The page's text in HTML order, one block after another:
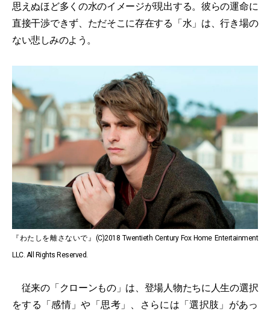
思えぬほど多くの水のイメージが現出する。彼らの運命に
直接干渉できず、ただそこに存在する「水」は、行き場の
ない悲しみのよう。
『わたしを離さないで』(C)2018 Twentieth Century Fox Home Entertainment
LLC. All Rights Reserved.
従来の「クローンもの」は、登場人物たちに人生の選択
をする「感情」や「思考」、さらには「選択肢」があっ